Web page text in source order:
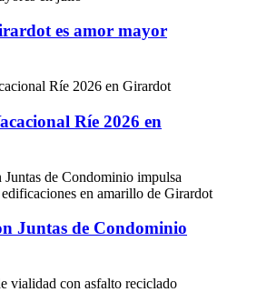
es amor mayor
Ríe 2026 en
Juntas de Condominio